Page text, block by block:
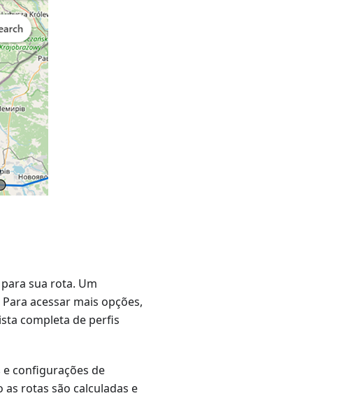
sua rota. Um
acessar mais opções,
completa de perfis
configurações de
rotas são calculadas e